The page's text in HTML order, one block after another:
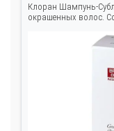
Клоран Шампунь-
окрашенных волос.